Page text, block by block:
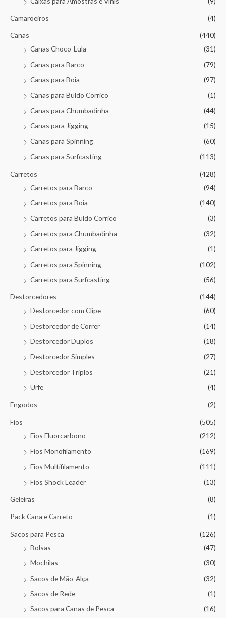
Camaroeiros (4)
Canas
(440)
Canas Choco-Lula
(31)
Canas para Barco
(79)
Canas para Boia
(97)
Canas para Buldo Corrico
(1)
Canas para Chumbadinha
(44)
Canas para Jigging
(15)
Canas para Spinning
(60)
Canas para Surfcasting
(113)
Carretos
(428)
Carretos para Barco
(94)
Carretos para Boia
(140)
Carretos para Buldo Corrico
(3)
Carretos para Chumbadinha
(32)
Carretos para Jigging
(1)
Carretos para Spinning
(102)
Carretos para Surfcasting
(56)
Destorcedores
(144)
Destorcedor com Clipe
(60)
Destorcedor de Correr
(14)
Destorcedor Duplos
(18)
Destorcedor Simples
(27)
Destorcedor Triplos
(21)
Urfe
(4)
Engodos (2)
Fios
(505)
Fios Fluorcarbono
(212)
Fios Monofilamento
(169)
Fios Multifilamento
(111)
Fios Shock Leader
(13)
Geleiras (8)
Pack Cana e Carreto (1)
Sacos para Pesca
(126)
Bolsas
(47)
Mochilas
(30)
Sacos de Mão-Alça
(32)
Sacos de Rede
(1)
Sacos para Canas de Pesca
(16)